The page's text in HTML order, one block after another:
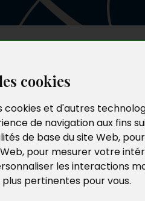
cookies
cookies et d'autres
de navigation aux fins
de base du site Web,
, pour mesurer votre
les interactions
pertinentes pour vous.